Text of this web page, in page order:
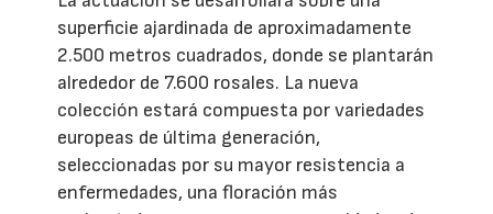
superficie ajardinada de aproximadamente
2.500 metros cuadrados, donde se plantarán
alrededor de 7.600 rosales. La nueva
colección estará compuesta por variedades
europeas de última generación,
seleccionadas por su mayor resistencia a
enfermedades, una floración más